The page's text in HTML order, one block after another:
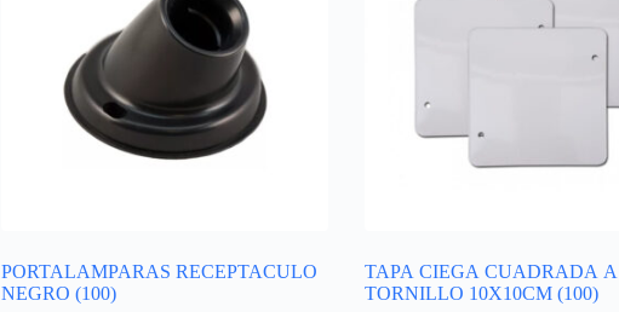
PORTALAMPARAS RECEPTACULO
NEGRO (100)
TAPA CIEGA CUADRADA A
TORNILLO 10X10CM (100)